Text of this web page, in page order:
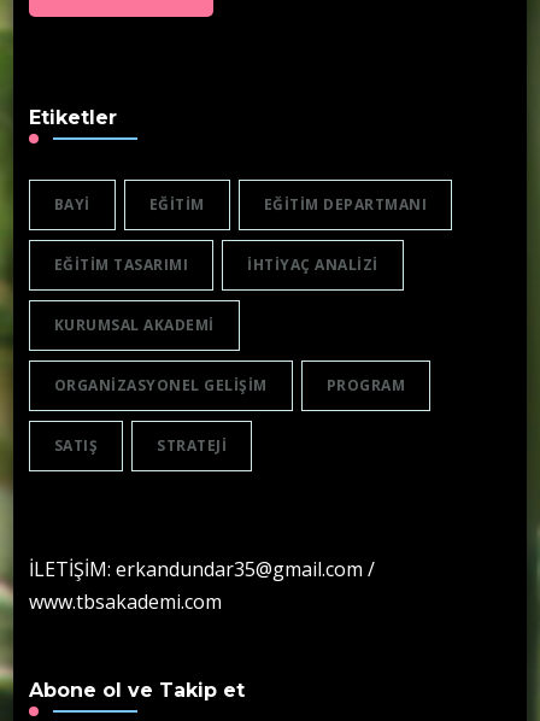
Etiketler
BAYI EĞITIM EĞITIM DEPARTMANI
EĞITIM TASARIMI IHTIYAÇ ANALIZI
KURUMSAL AKADEMI
ORGANIZASYONEL GELIŞIM PROGRAM
SATIŞ STRATEJI
İLETİŞİM: erkandundar35@gmail.com /
www.tbsakademi.com
Abone ol ve Takip et